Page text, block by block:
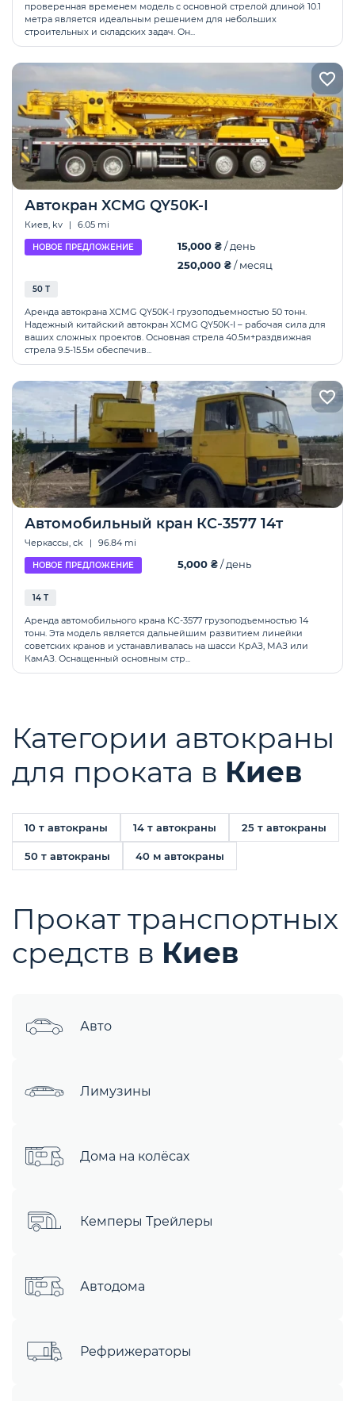
проверенная временем модель с основной стрелой длиной 10.1
метра является идеальным решением для небольших
строительных и складских задач. Он...
Автокран XCMG QY50K-І
Киев, kv | 6.05 mi
НОВОЕ ПРЕДЛОЖЕНИЕ 15,000 ₴/ день
250,000 ₴/ месяц
50 Т
Аренда автокрана XCMG QY50K-I грузоподъемностью 50 тонн.
Надежный китайский автокран XCMG QY50K-I – рабочая сила для
ваших сложных проектов. Основная стрела 40.5м+раздвижная
стрела 9.5-15.5м обеспечив...
Автомобильный кран КС-3577 14т
Черкассы, ck | 96.84 mi
НОВОЕ ПРЕДЛОЖЕНИЕ 5,000 ₴/ день
14 Т
Аренда автомобильного крана КС-3577 грузоподъемностью 14
тонн. Эта модель является дальнейшим развитием линейки
советских кранов и устанавливалась на шасси КрАЗ, МАЗ или
КамАЗ. Оснащенный основным стр...
Категории автокраны
для проката в Киев
10 т автокраны 14 т автокраны 25 т автокраны
50 т автокраны 40 м автокраны
Прокат транспортных
средств в Киев
Авто
Лимузины
Дома на колёсах
Кемперы Трейлеры
Автодома
Рефрижераторы